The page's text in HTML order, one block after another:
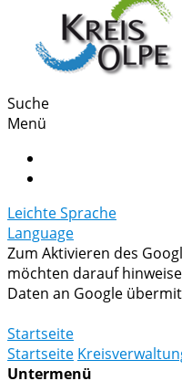
Suche
Menü
Leichte Sprache
Language
Zum Aktivieren des
möchten darauf
Daten an Google
Startseite
Startseite
Untermenü